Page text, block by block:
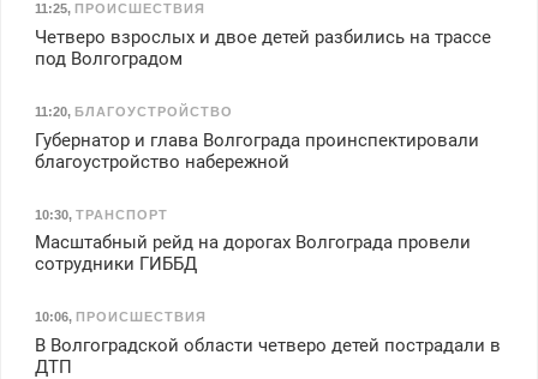
11:25, ПРОИСШЕСТВИЯ
Четверо взрослых и двое детей разбились на трассе
под Волгоградом
11:20, БЛАГОУСТРОЙСТВО
Губернатор и глава Волгограда проинспектировали
благоустройство набережной
10:30, ТРАНСПОРТ
Масштабный рейд на дорогах Волгограда провели
сотрудники ГИББД
10:06, ПРОИСШЕСТВИЯ
В Волгоградской области четверо детей пострадали в
ДТП